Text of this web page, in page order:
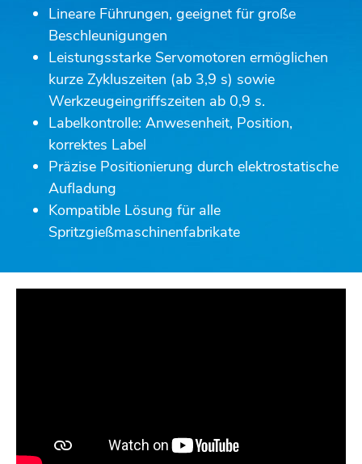
Lineare Führungen, geeignet für große
Beschleunigungen
Leistungsstarke Servomotoren ermöglichen
kurze Zykluszeiten (ab 3,9 s) sowie
Werkzeugeingriffszeiten ab 0,9 s.
Labelkontrolle: Anwesenheit, Position,
korrektes Label
Präzise Positionierung durch elektrostatische
Aufladung
Kompatible Lösung für alle
Spritzgießmaschinenfabrikate